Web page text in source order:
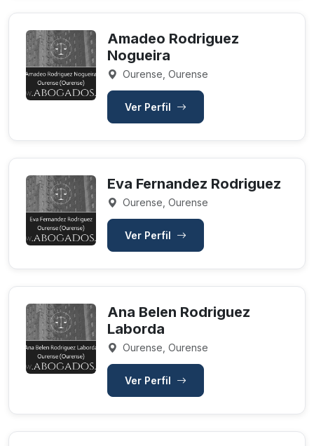
Amadeo Rodriguez
Nogueira
Ourense, Ourense
Ver Perfil
Eva Fernandez Rodriguez
Ourense, Ourense
Ver Perfil
Ana Belen Rodriguez
Laborda
Ourense, Ourense
Ver Perfil